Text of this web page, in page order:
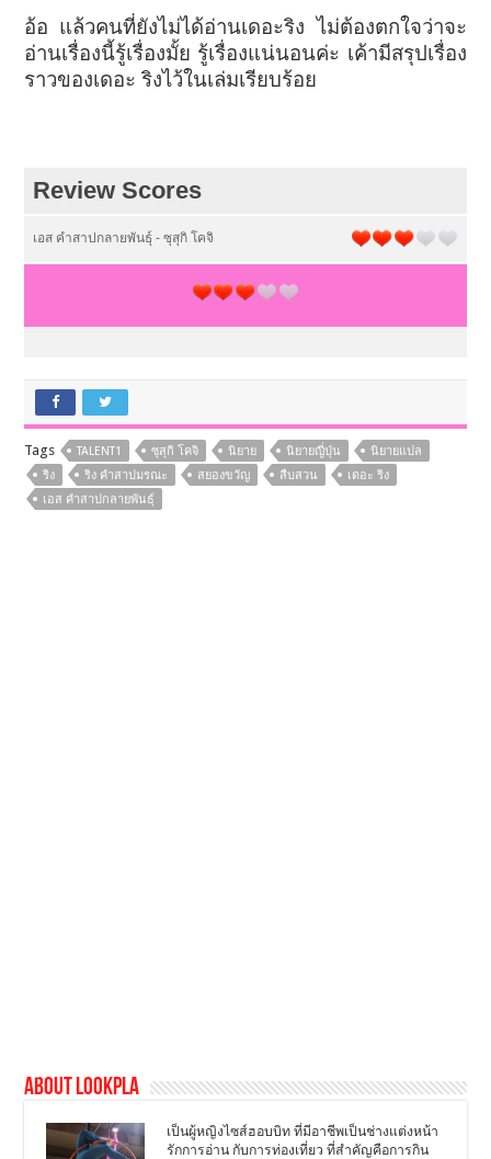
อ้อ แล้วคนที่ยังไม่ได้อ่านเดอะริง ไม่ต้องตกใจว่าจะ
อ่านเรื่องนี้รู้เรื่องมั้ย รู้เรื่องแน่นอนค่ะ เค้ามีสรุปเรื่อง
ราวของเดอะ ริงไว้ในเล่มเรียบร้อย
Review Scores
เอส คำสาปกลายพันธุ์ - ซุสุกิ โคจิ
Tags TALENT1 ซุสุกิ โคจิ นิยาย นิยายญี่ปุ่น
นิยายแปล
ริง
ริง คำสาปมรณะ สยองขวัญ สืบสวน
เดอะ ริง
เอส คำสาปกลายพันธุ์
About LookPla
เป็นผู้หญิงไซส์ฮอบบิท ที่มีอาชีพเป็นช่างแต่งหน้า
รักการอ่าน กับการท่องเที่ยว ที่สำคัญคือการกิน